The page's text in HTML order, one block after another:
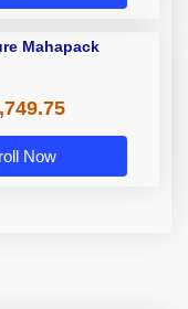
Mahapack
Now